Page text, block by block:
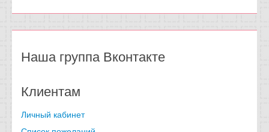
Наша группа Вконтакте
Клиентам
Личный кабинет